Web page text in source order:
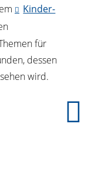
Kinder-
für
dessen
wird.